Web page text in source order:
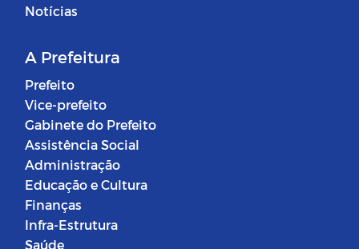
Notícias
A Prefeitura
Prefeito
Vice-prefeito
Gabinete do Prefeito
Assistência Social
Administração
Educação e Cultura
Finanças
Infra-Estrutura
Saúde